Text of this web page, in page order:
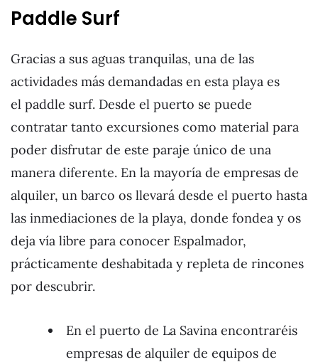
Paddle Surf
Gracias a sus aguas tranquilas, una de las
actividades más demandadas en esta playa es
el paddle surf. Desde el puerto se puede
contratar tanto excursiones como material para
poder disfrutar de este paraje único de una
manera diferente. En la mayoría de empresas de
alquiler, un barco os llevará desde el puerto hasta
las inmediaciones de la playa, donde fondea y os
deja vía libre para conocer Espalmador,
prácticamente deshabitada y repleta de rincones
por descubrir.
En el puerto de La Savina encontraréis
empresas de alquiler de equipos de